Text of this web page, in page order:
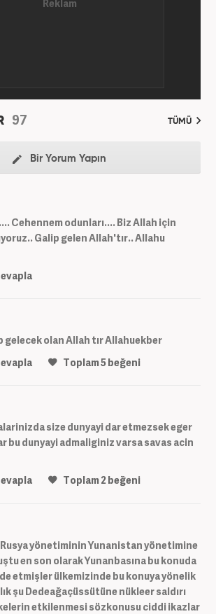
97 TÜMÜ
Bir Yorum Yapın
Cehennem odunları.... Biz Allah için
Galip gelen Allah'tır.. Allahu
gelecek olan Allah tır Allahuekber
Toplam5beğeni
size dunyayi dar etmezsek eger
bu dunyayi admaliginiz varsa savas acin
Toplam2beğeni
Rusya yönetiminin Yunanistan yönetimine
en son olarak Yunanbasına bu konuda
etmişler ülkemizinde bu konuya yönelik
şu Dedeağaçüssütüne nükleer saldırı
etkilenmesi sözkonusu ciddi ikazlar